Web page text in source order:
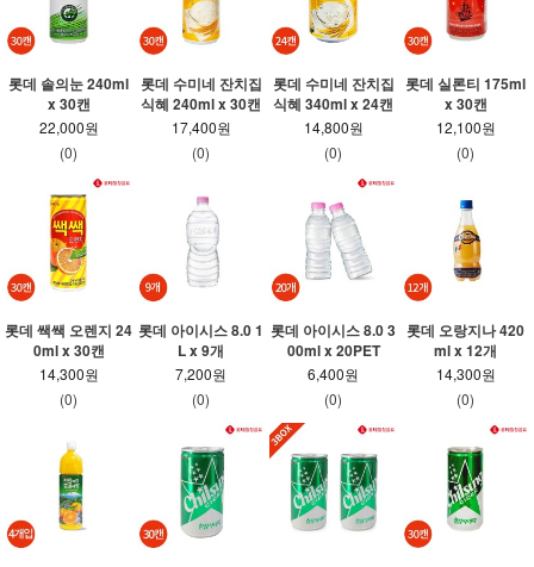
롯데 솔의눈 240ml
x 30캔
22,000원
(0)
롯데 수미네 잔치집
식혜 240ml x 30캔
17,400원
(0)
롯데 수미네 잔치집
식혜 340ml x 24캔
14,800원
(0)
롯데 실론티 175ml
x 30캔
12,100원
(0)
롯데 쌕쌕 오렌지 24
0ml x 30캔
14,300원
(0)
롯데 아이시스 8.0 1
L x 9개
7,200원
(0)
롯데 아이시스 8.0 3
00ml x 20PET
6,400원
(0)
롯데 오랑지나 420
ml x 12개
14,300원
(0)